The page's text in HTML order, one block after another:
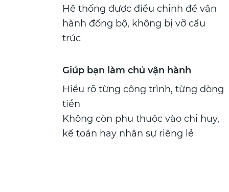
Hệ thống được điều chỉnh để vận
hành đồng bộ, không bị vỡ cấu
trúc
Giúp bạn làm chủ vận hành
Hiểu rõ từng công trình, từng dòng
tiền
Không còn phụ thuộc vào chỉ huy,
kế toán hay nhân sự riêng lẻ